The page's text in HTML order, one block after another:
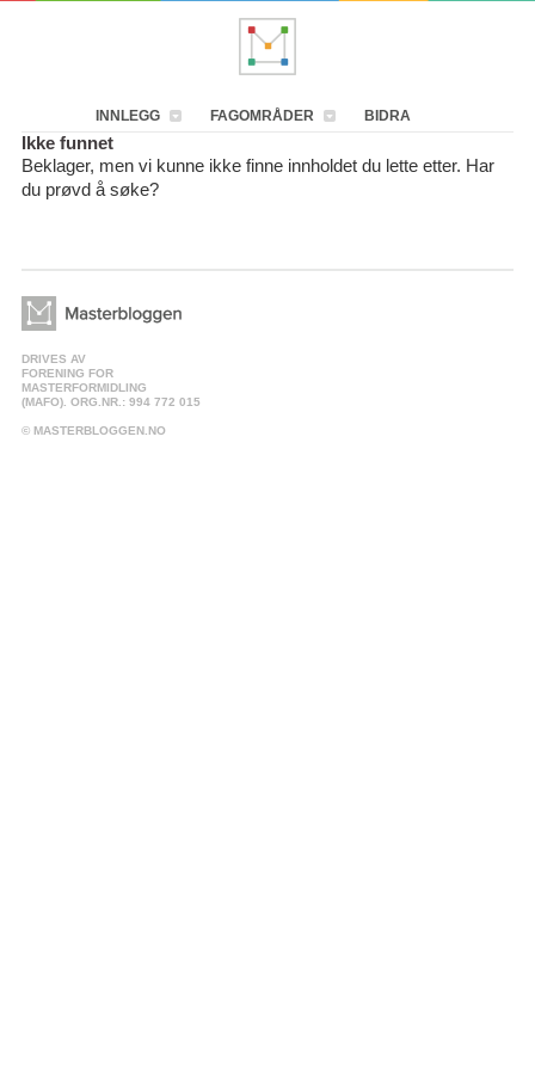
INNLEGG FAGOMRÅDER BIDRA
Ikke funnet
Beklager, men vi kunne ikke finne innholdet du lette etter. Har
du prøvd å søke?
DRIVES AV
FORENING FOR
MASTERFORMIDLING
(MAFO). ORG.NR.: 994 772 015
© MASTERBLOGGEN.NO